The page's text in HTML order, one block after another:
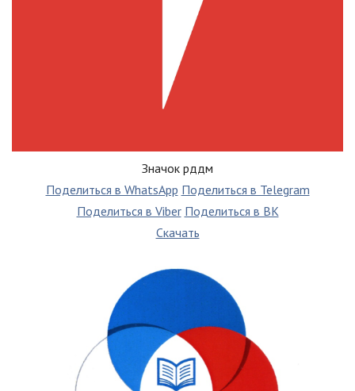
Значок рддм
Поделиться в WhatsApp Поделиться в Telegram
Поделиться в Viber Поделиться в ВК
Скачать